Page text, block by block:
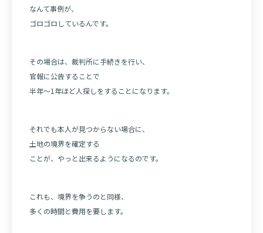
なんて事例が、
ゴロゴロしているんです。
その場合は、裁判所に手続きを行い、
官報に公告することで
半年〜1年ほど人探しをすることになります。
それでも本人が見つからない場合に、
土地の境界を確定する
ことが、やっと出来るようになるのです。
これも、境界を争うのと同様、
多くの時間と費用を要します。